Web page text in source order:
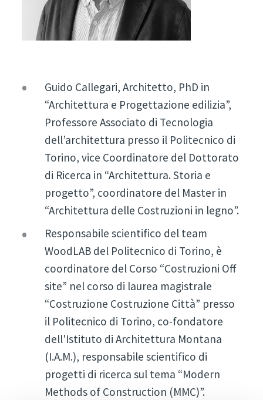
Guido Callegari, Architetto, PhD in
“Architettura e Progettazione edilizia”,
Professore Associato di Tecnologia
dell’architettura presso il Politecnico di
Torino, vice Coordinatore del Dottorato
di Ricerca in “Architettura. Storia e
progetto”, coordinatore del Master in
“Architettura delle Costruzioni in legno”.
Responsabile scientifico del team
WoodLAB del Politecnico di Torino, è
coordinatore del Corso “Costruzioni Off
site” nel corso di laurea magistrale
“Costruzione Costruzione Città” presso
il Politecnico di Torino, co-fondatore
dell'Istituto di Architettura Montana
(I.A.M.), responsabile scientifico di
progetti di ricerca sul tema “Modern
Methods of Construction (MMC)”.